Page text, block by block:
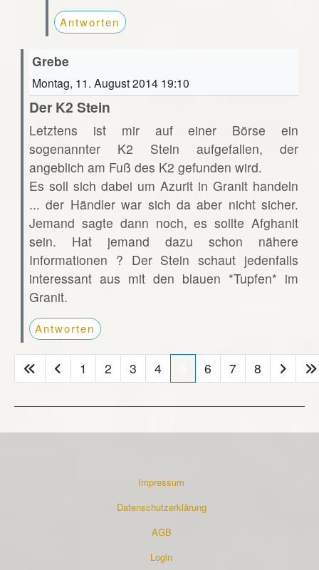
Antworten
Grebe
Montag, 11. August 2014 19:10
Der K2 Stein
Letztens ist mir auf einer Börse ein
sogenannter K2 Stein aufgefallen, der
angeblich am Fuß des K2 gefunden wird.
Es soll sich dabei um Azurit in Granit handeln
... der Händler war sich da aber nicht sicher.
Jemand sagte dann noch, es sollte Afghanit
sein. Hat jemand dazu schon nähere
Informationen ? Der Stein schaut jedenfalls
interessant aus mit den blauen *Tupfen* im
Granit.
Antworten
1 2 3 4 6 7 8
Impressum
Datenschutzerklärung
AGB
Login